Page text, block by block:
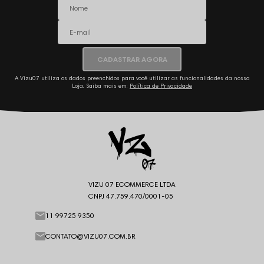
CADASTRAR AGORA
A Vizu07 utiliza os dados preenchidos para você utilizar as funcionalidades da nossa
Loja. Saiba mais em: Política de Privacidade
VIZU 07 ECOMMERCE LTDA
CNPJ 47.759.470/0001-05
11 99725 9350
CONTATO@VIZU07.COM.BR